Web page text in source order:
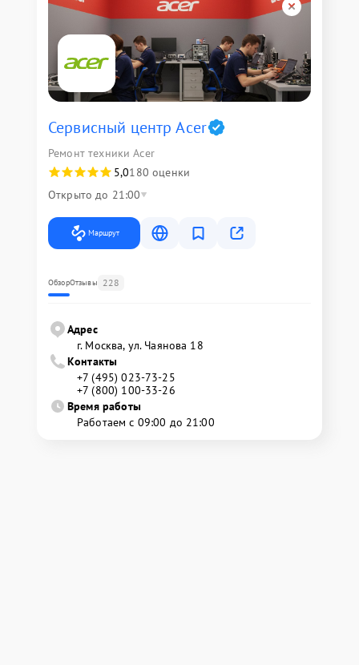
Сервисный центр Acer
Ремонт техники Acer
5,0180 оценки
Открыто до 21:00
Маршрут
ОбзорОтзывы 228
Адрес
г. Москва, ул. Чаянова 18
Контакты
+7 (495) 023-73-25
+7 (800) 100-33-26
Время работы
Работаем с 09:00 до 21:00